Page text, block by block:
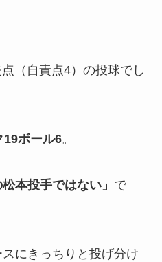
（自責点4）の投球でし
19ボール6。
松本投手ではない」 で
にきっちりと投げ分け